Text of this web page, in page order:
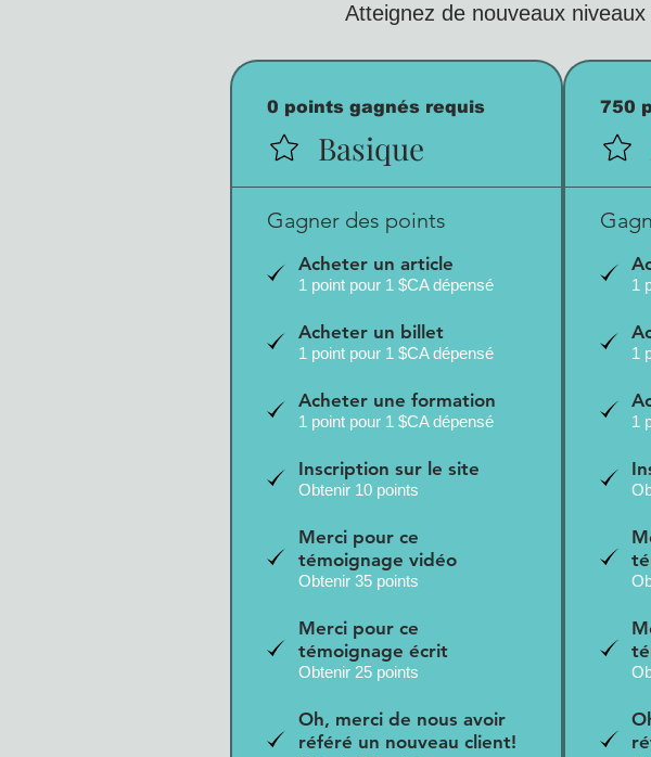
Atteignez de nouveaux
Basique
0 points gagnés requis
Gagner des points
Acheter un article
1 point pour 1 $CA dépensé
Acheter un billet
1 point pour 1 $CA dépensé
Acheter une formation
1 point pour 1 $CA dépensé
Inscription sur le site
Obtenir 10 points
Merci pour ce
témoignage vidéo
Obtenir 35 points
Merci pour ce
témoignage écrit
Obtenir 25 points
Oh, merci de nous avoir
référé un nouveau client!
750
1
1
1